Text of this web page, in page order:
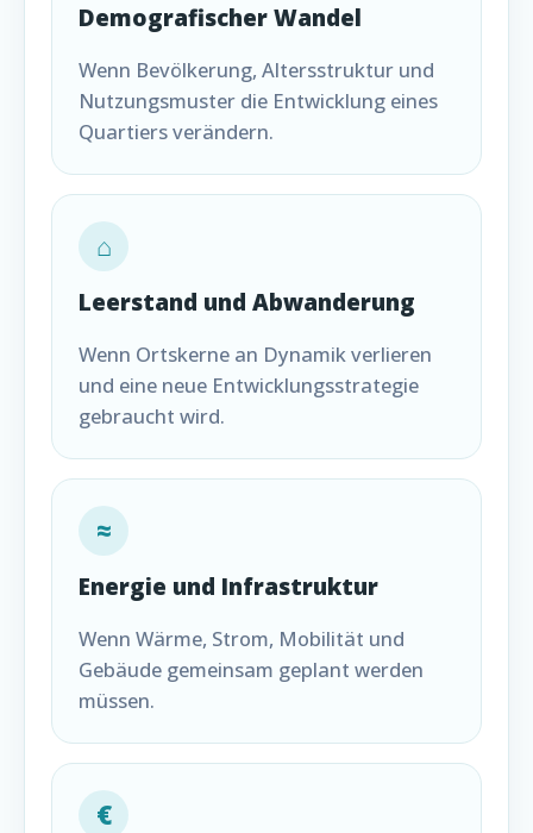
Demografischer Wandel
Wenn Bevölkerung, Altersstruktur und
Nutzungsmuster die Entwicklung eines
Quartiers verändern.
⌂
Leerstand und Abwanderung
Wenn Ortskerne an Dynamik verlieren
und eine neue Entwicklungsstrategie
gebraucht wird.
≈
Energie und Infrastruktur
Wenn Wärme, Strom, Mobilität und
Gebäude gemeinsam geplant werden
müssen.
€